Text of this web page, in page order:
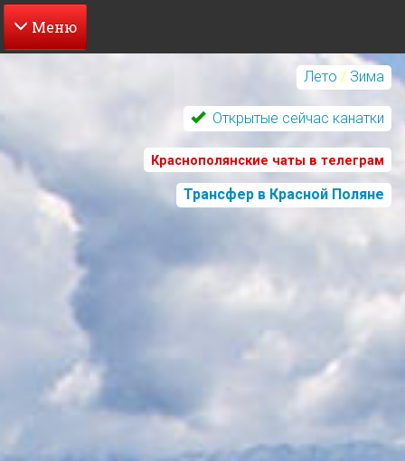
Перейти
содержанию
Лето / Зима
Открытые сейчас канатки
Краснополянские чаты в телеграм
Трансфер в Красной Поляне